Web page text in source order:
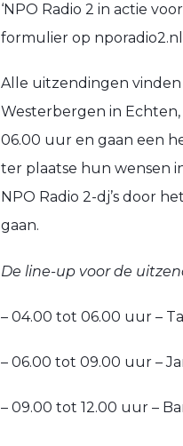
‘NPO Radio 2 in actie
formulier op
Alle uitzendingen
Westerbergen in
06.00 uur en gaan een
ter plaatse hun wensen
NPO Radio 2-dj’s door
gaan.
De line-up voor de
– 04.00 tot 06.00 uur –
– 06.00 tot 09.00 uur –
– 09.00 tot 12.00 uur –